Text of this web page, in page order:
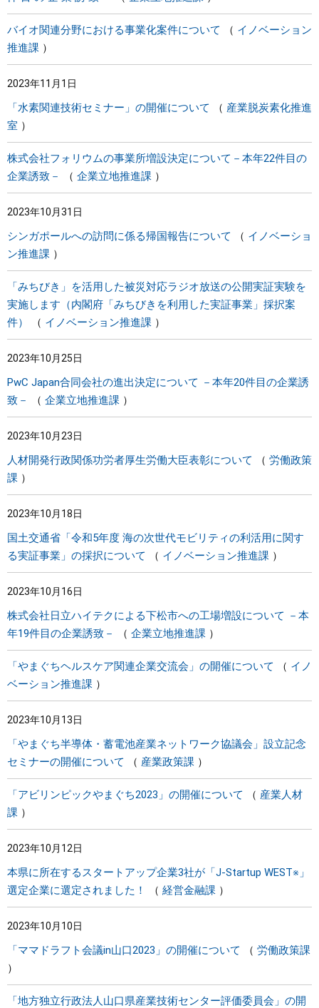
バイオ関連分野における事業化案件について
イノベーション
推進課
2023年11月1日
「水素関連技術セミナー」の開催について
産業脱炭素化推進
室
株式会社フォリウムの事業所増設決定について－本年22件目の
企業誘致－
企業立地推進課
2023年10月31日
シンガポールへの訪問に係る帰国報告について
イノベーショ
ン推進課
「みちびき」を活用した被災対応ラジオ放送の公開実証実験を
実施します（内閣府「みちびきを利用した実証事業」採択案
件）
イノベーション推進課
2023年10月25日
PwC Japan合同会社の進出決定について －本年20件目の企業誘
致－
企業立地推進課
2023年10月23日
人材開発行政関係功労者厚生労働大臣表彰について
労働政策
課
2023年10月18日
国土交通省「令和5年度 海の次世代モビリティの利活用に関す
る実証事業」の採択について
イノベーション推進課
2023年10月16日
株式会社日立ハイテクによる下松市への工場増設について －本
年19件目の企業誘致－
企業立地推進課
「やまぐちヘルスケア関連企業交流会」の開催について
イノ
ベーション推進課
2023年10月13日
「やまぐち半導体・蓄電池産業ネットワーク協議会」設立記念
セミナーの開催について
産業政策課
「アビリンピックやまぐち2023」の開催について
産業人材
課
2023年10月12日
本県に所在するスタートアップ企業3社が「J-Startup WEST※」
選定企業に選定されました！
経営金融課
2023年10月10日
「ママドラフト会議in山口2023」の開催について 労働政策課
「地方独立行政法人山口県産業技術センター評価委員会」の開